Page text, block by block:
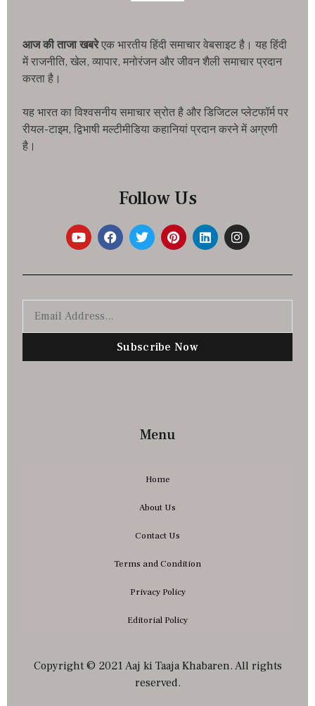
आज की ताजा खबरेएक भारतीय हिंदी समाचार वेबसाइट है। यह हिंदी
में राजनीति, खेल, व्यापार, मनोरंजन और जीवन शैली समाचार प्रदान
करता है।
यह भारत का विश्वसनीय समाचार स्रोत है और डिजिटल प्लेटफॉर्म पर
रीयल-टाइम, द्विभाषी मल्टीमीडिया कहानियां प्रदान करने में अग्रणी
है।
Follow Us
Subscribe Now
Menu
Home
About Us
Contact Us
Terms and Condition
Privacy Policy
Editorial Policy
Copyright © 2021 Aaj ki Taaja Khabaren. All rights
reserved.